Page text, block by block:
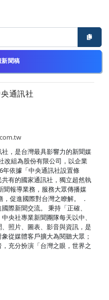
新聞稿
通訊社
，是台灣最具影響力的新聞媒
改組為股份有限公司，以企業
依據「中央通訊社設置條
有的國家通訊社，獨立超然執
聞報導業務，服務大眾傳播媒
促進國際對台灣之瞭解。 ．
際新聞交流。 秉持「正確、
央社專業新聞團隊每天以中、
照片、圖表、影音與資訊，是
從媒體客戶擴大為閱聽大眾；
充分扮演「台灣之眼，世界之